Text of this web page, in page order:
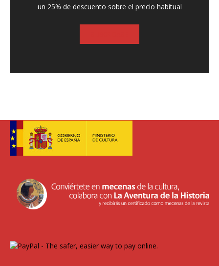
un 25% de descuento sobre el precio habitual